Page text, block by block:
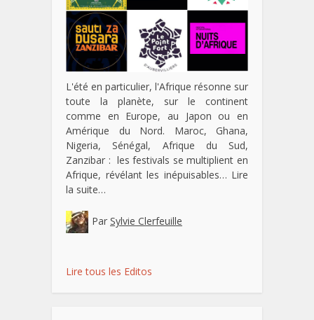
L'été en particulier, l'Afrique résonne sur
toute la planète, sur le continent
comme en Europe, au Japon ou en
Amérique du Nord. Maroc, Ghana,
Nigeria, Sénégal, Afrique du Sud,
Zanzibar : les festivals se multiplient en
Afrique, révélant les inépuisables… Lire
la suite…
Par Sylvie Clerfeuille
Lire tous les Editos